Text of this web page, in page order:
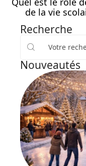
de la vie
Recherche
Nouveautés